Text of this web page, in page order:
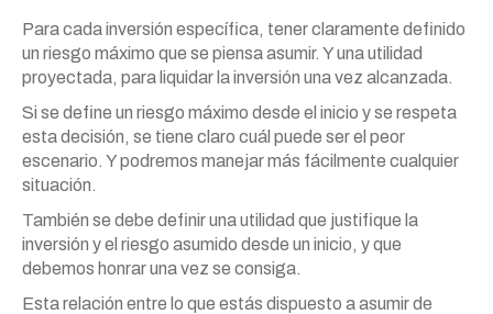
Para cada inversión específica, tener claramente definido
un riesgo máximo que se piensa asumir. Y una utilidad
proyectada, para liquidar la inversión una vez alcanzada.
Si se define un riesgo máximo desde el inicio y se respeta
esta decisión, se tiene claro cuál puede ser el peor
escenario. Y podremos manejar más fácilmente cualquier
situación.
También se debe definir una utilidad que justifique la
inversión y el riesgo asumido desde un inicio, y que
debemos honrar una vez se consiga.
Esta relación entre lo que estás dispuesto a asumir de